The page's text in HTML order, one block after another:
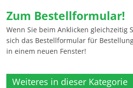
Zum Bestellformular!
Wenn Sie beim Anklicken gleichzeitig
sich das Bestellformular für
in einem neuen Fenster!
Weiteres in dieser Kategorie